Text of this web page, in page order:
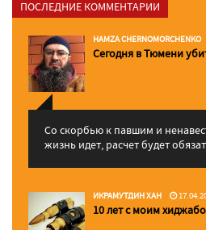
ПОСЛЕДНИЕ КОММЕНТАРИИ
HAMZA CHERNOMORCHENKO
Сегодня в Тюмени
Со скорбью к павшим и
жизнь идет, расчет будет
ИКРАМУТДИН ХАН
10 лет с моим